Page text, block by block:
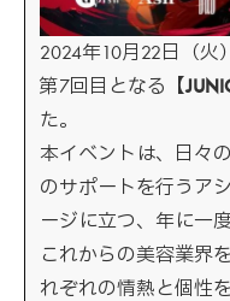
2024年10月22日（火
第7回目となる【
た。
本イベントは、日々
のサポートを行うア
ージに立つ、年に一
これからの美容業界
れぞれの情熱と個性